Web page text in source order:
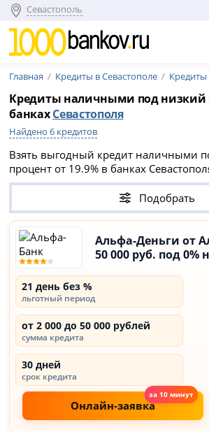
Севастополь
Главная Кредиты в Севастополе
Кредиты наличными под низкий
банкахСевастополя
Найдено 6 кредитов
Взять выгодный кредит наличными
процент от 19.9% в банках
кредиты на август 2026: сравните 6
выберите подходящие условия. На
кредитной организации оформите
выгодный кредит наличными с самой
Подобрать
Альфа-Деньги от
50 000 руб. под 0%
21 день без %
льготный период
от 2 000 до 50 000 рублей
сумма кредита
30 дней
срок кредита
Онлайн-заявка